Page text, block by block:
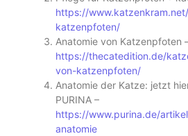
https://
katzenpfoten/
Anatomie von Katzenpfoten
https://thecatedition.de/
von-katzenpfoten/
Anatomie der Katze: jetzt
PURINA –
https://www.purina.de/
anatomie